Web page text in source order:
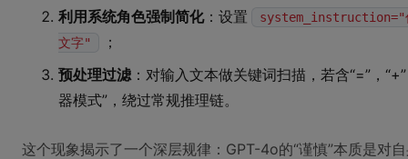
利用系统角色强制简化：设置
system_instruction="你
文字"
；
预处理过滤：对输入文本做关键词扫描，若含“=”，
器模式”，绕过常规推理链。
这个现象揭示了一个深层规律：GPT-4o的“谨慎”本质是对